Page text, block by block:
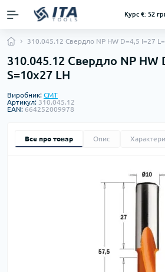
Курс €: 52
310.045.12 Свердло NP HW D=4,5 I=27
310.045.12 Свердло NP HW
S=10x27 LH
Виробник: CMT
Артикул: 310.045.12
EAN: 664252009978
Все про товар Опис